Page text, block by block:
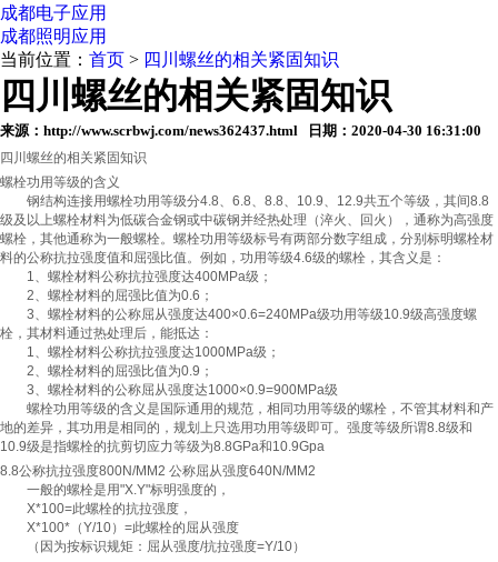
成都电子应用
成都照明应用
当前位置： 首页 > 四川螺丝的相关紧固知识
四川螺丝的相关紧固知识
来源：http://www.scrbwj.com/news362437.html 日期：2020-04-30 16:31:00
四川螺丝的相关紧固知识
螺栓功用等级的含义
钢结构连接用螺栓功用等级分4.8、6.8、8.8、10.9、12.9共五个等级，其间8.8
级及以上螺栓材料为低碳合金钢或中碳钢并经热处理（淬火、回火），通称为高强度
螺栓，其他通称为一般螺栓。螺栓功用等级标号有两部分数字组成，分别标明螺栓材
料的公称抗拉强度值和屈强比值。例如，功用等级4.6级的螺栓，其含义是：
1、螺栓材料公称抗拉强度达400MPa级；
2、螺栓材料的屈强比值为0.6；
3、螺栓材料的公称屈从强度达400×0.6=240MPa级功用等级10.9级高强度螺
栓，其材料通过热处理后，能抵达：
1、螺栓材料公称抗拉强度达1000MPa级；
2、螺栓材料的屈强比值为0.9；
3、螺栓材料的公称屈从强度达1000×0.9=900MPa级
螺栓功用等级的含义是国际通用的规范，相同功用等级的螺栓，不管其材料和产
地的差异，其功用是相同的，规划上只选用功用等级即可。强度等级所谓8.8级和
10.9级是指螺栓的抗剪切应力等级为8.8GPa和10.9Gpa
8.8公称抗拉强度800N/MM2 公称屈从强度640N/MM2
一般的螺栓是用"X.Y"标明强度的，
X*100=此螺栓的抗拉强度，
X*100*（Y/10）=此螺栓的屈从强度
（因为按标识规矩：屈从强度/抗拉强度=Y/10）